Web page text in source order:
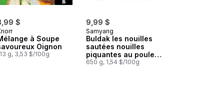
$
à Soupe
Oignon
g, 3,53 $/100g
9,99 $
Samyang
Buldak les nouilles
sautées nouilles
piquantes au poulet
et á la sauce
650 g, 1,54 $/100g